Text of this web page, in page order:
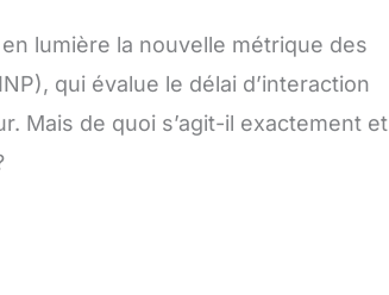
lumière la nouvelle métrique des
qui évalue le délai d’interaction
Mais de quoi s’agit-il exactement et